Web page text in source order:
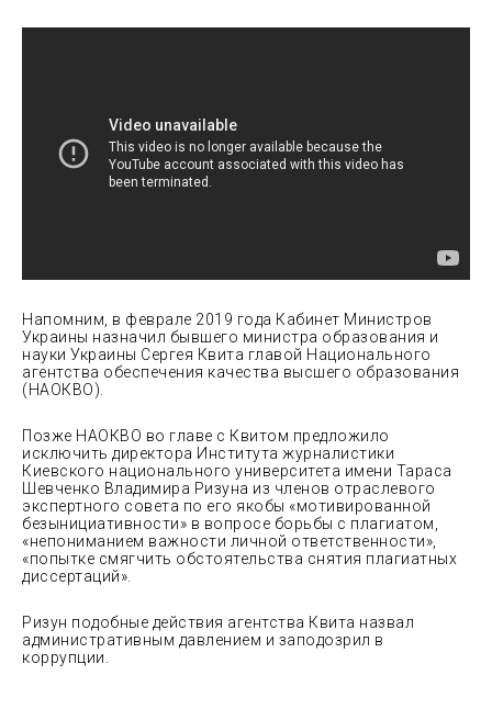
Напомним, в феврале 2019 года Кабинет Министров
Украины назначил бывшего министра образования и
науки Украины Сергея Квита главой Национального
агентства обеспечения качества высшего образования
(НАОКВО).
Позже НАОКВО во главе с Квитом предложило
исключить директора Института журналистики
Киевского национального университета имени Тараса
Шевченко Владимира Ризуна из членов отраслевого
экспертного совета по его якобы «мотивированной
безынициативности» в вопросе борьбы с плагиатом,
«непониманием важности личной ответственности»,
«попытке смягчить обстоятельства снятия плагиатных
диссертаций».
Ризун подобные действия агентства Квита назвал
административным давлением и заподозрил в
коррупции.